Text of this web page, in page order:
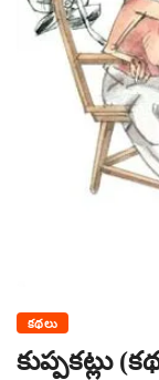
కథలు
కుప్పకట్లు